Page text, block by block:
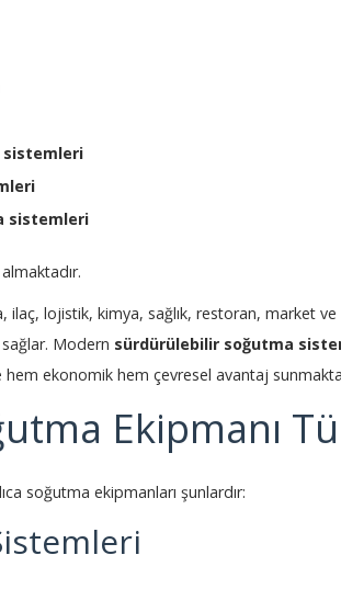
sistemleri
sistemleri
ilaç, lojistik, kimya, sağlık, restoran, market
Modern sürdürülebilir soğutma
ekonomik hem çevresel avantaj
Ekipmanı
soğutma ekipmanları şunlardır: